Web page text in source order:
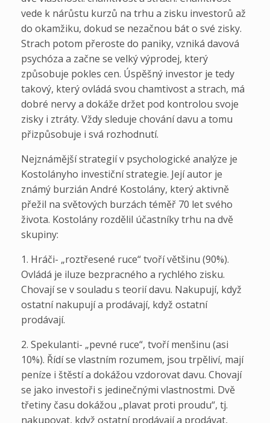
vede k nárůstu kurzů na trhu a zisku investorů až
do okamžiku, dokud se nezačnou bát o své zisky.
Strach potom přeroste do paniky, vzniká davová
psychóza a začne se velký výprodej, který
způsobuje pokles cen. Úspěšný investor je tedy
takový, který ovládá svou chamtivost a strach, má
dobré nervy a dokáže držet pod kontrolou svoje
zisky i ztráty. Vždy sleduje chování davu a tomu
přizpůsobuje i svá rozhodnutí.
Nejznámější strategií v psychologické analýze je
Kostolányho investiční strategie. Její autor je
známý burzián André Kostolány, který aktivně
přežil na světových burzách téměř 70 let svého
života. Kostolány rozdělil účastníky trhu na dvě
skupiny:
1. Hráči- „roztřesené ruce“ tvoří většinu (90%).
Ovládá je iluze bezpracného a rychlého zisku.
Chovají se v souladu s teorií davu. Nakupují, když
ostatní nakupují a prodávají, když ostatní
prodávají.
2. Spekulanti- „pevné ruce“, tvoří menšinu (asi
10%). Řídí se vlastním rozumem, jsou trpěliví, mají
peníze i štěstí a dokážou vzdorovat davu. Chovají
se jako investoři s jedinečnými vlastnostmi. Dvě
třetiny času dokážou „plavat proti proudu“, tj.
nakupovat, když ostatní prodávají a prodávat,